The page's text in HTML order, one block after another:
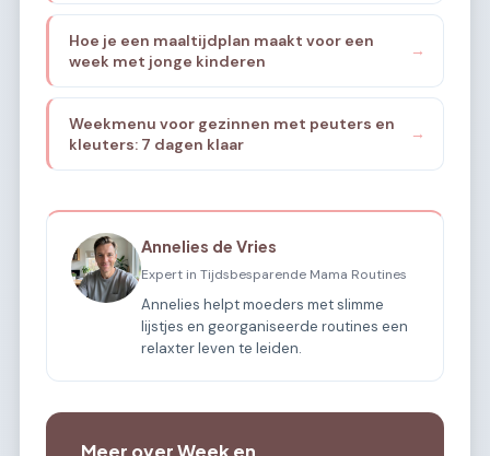
Hoe je een maaltijdplan maakt voor een
week met jonge kinderen
→
Weekmenu voor gezinnen met peuters en
kleuters: 7 dagen klaar
→
Annelies de Vries
Expert in Tijdsbesparende Mama Routines
Annelies helpt moeders met slimme
lijstjes en georganiseerde routines een
relaxter leven te leiden.
Meer over Week en